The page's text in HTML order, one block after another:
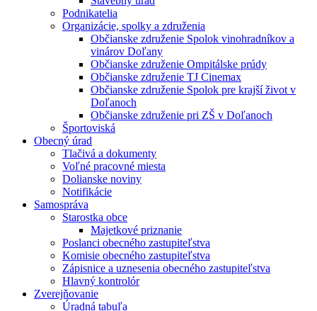
Podnikatelia
Organizácie, spolky a združenia
Občianske združenie Spolok vinohradníkov a
vinárov Doľany
Občianske združenie Ompitálske prúdy
Občianske združenie TJ Cinemax
Občianske združenie Spolok pre krajší život v
Doľanoch
Občianske združenie pri ZŠ v Doľanoch
Športoviská
Obecný úrad
Tlačivá a dokumenty
Voľné pracovné miesta
Dolianske noviny
Notifikácie
Samospráva
Starostka obce
Majetkové priznanie
Poslanci obecného zastupiteľstva
Komisie obecného zastupiteľstva
Zápisnice a uznesenia obecného zastupiteľstva
Hlavný kontrolór
Zverejňovanie
Úradná tabuľa